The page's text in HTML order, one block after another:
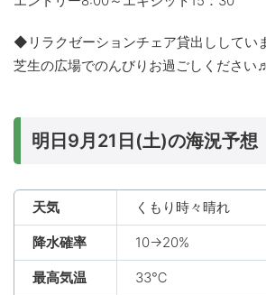
◆リラクゼーションチェア貸出ししてい
芝生の広場でのんびりお過ごしください♬
明日9月21日(土)の海況予想
天気 くもり時々晴れ
降水確率 10→20%
最高気温 33℃